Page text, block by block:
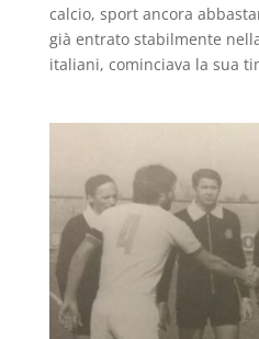
calcio, sport ancora
già entrato stabilmente
italiani, cominciava la sua